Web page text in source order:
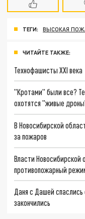
ТЕГИ: ВЫСОКАЯ
ЧИТАЙТЕ ТАКЖЕ:
Технофашисты XXI века
"Кротами" были все?
охотятся "живые
В Новосибирской
за пожаров
Власти Новосибирской
противопожарный
Даня с Дашей
закончились